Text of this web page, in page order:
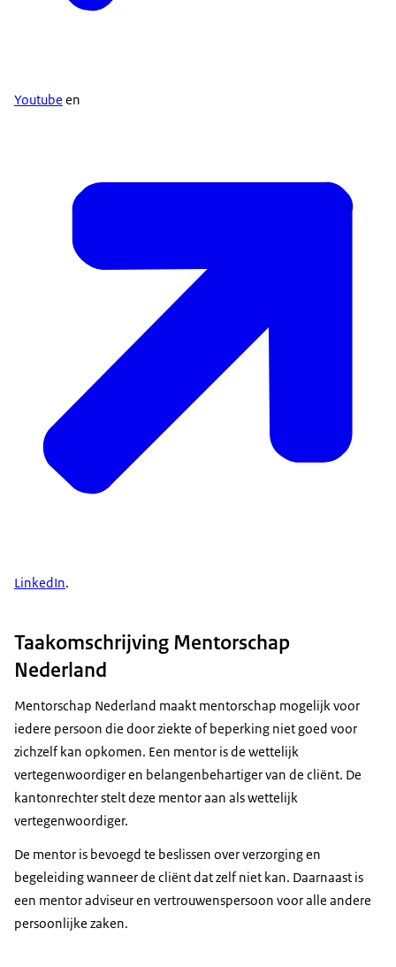
Youtube en
LinkedIn.
Taakomschrijving Mentorschap
Nederland
Mentorschap Nederland maakt mentorschap mogelijk voor
iedere persoon die door ziekte of beperking niet goed voor
zichzelf kan opkomen. Een mentor is de wettelijk
vertegenwoordiger en belangenbehartiger van de cliënt. De
kantonrechter stelt deze mentor aan als wettelijk
vertegenwoordiger.
De mentor is bevoegd te beslissen over verzorging en
begeleiding wanneer de cliënt dat zelf niet kan. Daarnaast is
een mentor adviseur en vertrouwenspersoon voor alle andere
persoonlijke zaken.